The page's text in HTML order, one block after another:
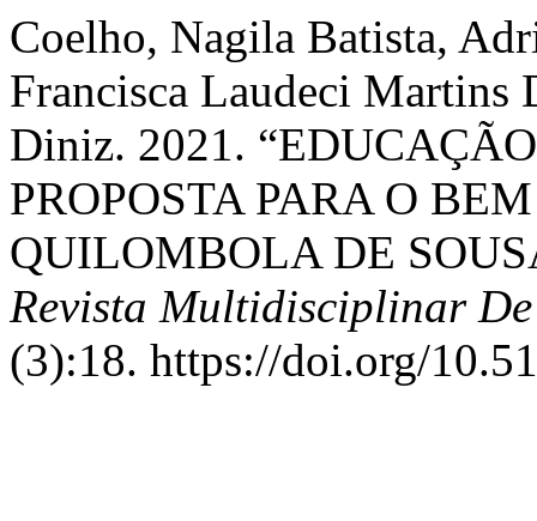
Coelho, Nagila Batista,
Francisca Laudeci Martins
Diniz. 2021.
PROPOSTA PARA O
QUILOMBOLA DE
Revista Multidisciplinar
(3):18. https://doi.org/